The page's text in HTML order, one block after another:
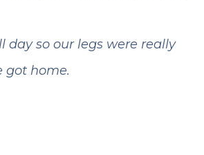
day so our legs were really
got home.